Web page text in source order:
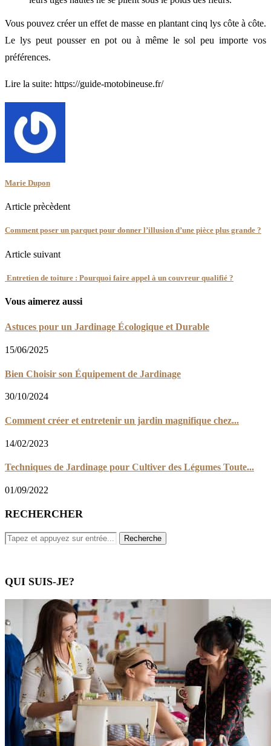
Vous pouvez créer un effet de masse en plantant cinq lys côte à côte.
Le lys peut pousser en pot ou à même le sol peu importe vos
préférences.
Lire la suite: https://guide-motobineuse.fr/
Marie Dupon
Article prècèdent
Comment poser un parquet pour donner l’illusion d’une pièce plus grande ?
Article suivant
Entretien de toiture : Pourquoi faire appel à un couvreur qualifié ?
Vous aimerez aussi
Astuces pour un Jardinage Écologique et Durable
15/06/2025
Bien Choisir son Équipement de Jardinage
30/10/2024
Comment créer et entretenir un jardin magnifique chez...
14/02/2023
Techniques de Jardinage pour Cultiver des Légumes Toute...
01/09/2022
RECHERCHER
QUI SUIS-JE?